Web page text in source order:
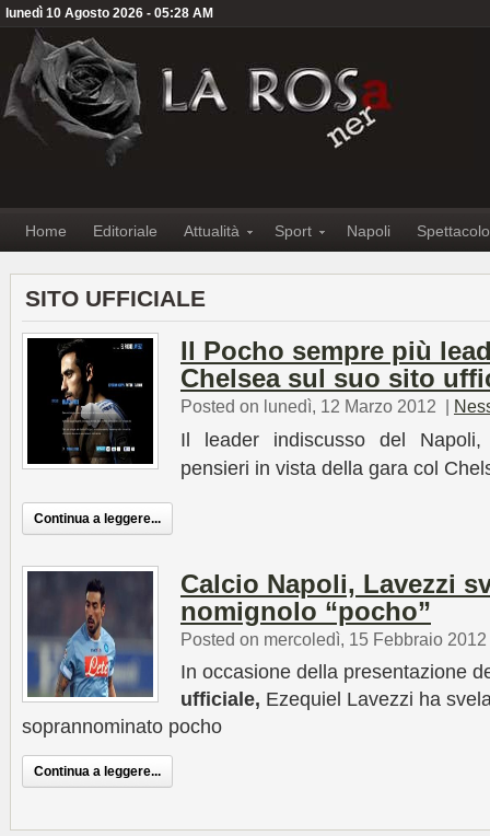
lunedì 10 Agosto 2026 - 05:28 AM
Home Editoriale Attualità Sport Napoli Spettacolo
SITO UFFICIALE
Il Pocho sempre più
Chelsea sul suo sito
Posted on lunedì, 12 Marzo 2012 |
Il leader indiscusso del
pensieri in vista della gara col
Continua a leggere...
Calcio Napoli, Lavezzi
nomignolo “pocho”
Posted on mercoledì, 15 Febbraio 2012
In occasione della presentazione
ufficiale, Ezequiel Lavezzi ha
soprannominato pocho
Continua a leggere...